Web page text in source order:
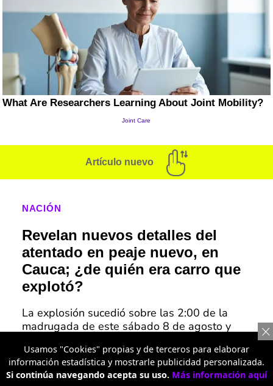
Artículo nuevo
NACIÓN
Revelan nuevos detalles del
atentado en peaje nuevo, en
Cauca; ¿de quién era carro que
explotó?
La explosión sucedió sobre las 2:00 de la
madrugada de este sábado 8 de agosto y
Ejército está en la zona.
Usamos "Cookies" propias y de terceros para elaborar
información estadística y mostrarle publicidad personalizada.
Si continúa navegando acepta su uso. Más información aquí